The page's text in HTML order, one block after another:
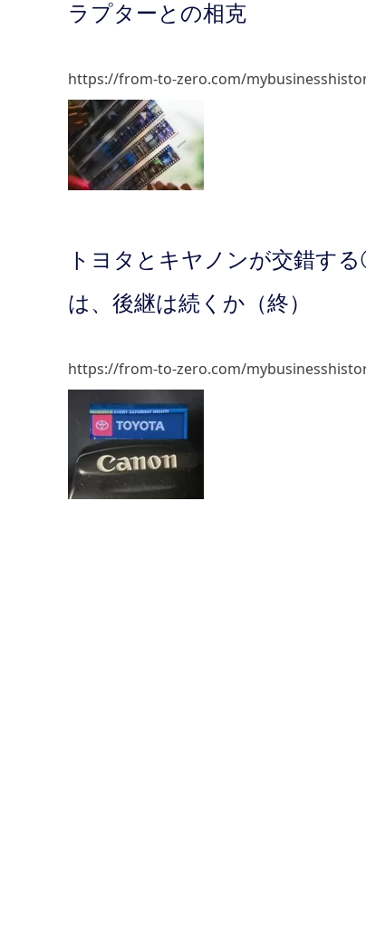
ラプターとの相克
https://from-to-zero.com/
トヨタとキヤノンが交錯す
は、後継は続くか（終）
https://from-to-zero.com/